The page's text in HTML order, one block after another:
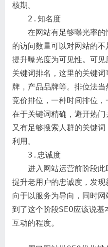
核期。
2.知名度
在网站有足够曝光率的
的访问数量可以对网站的
提升曝光度为可见性。可
关键词排名，这里的关键
牌，产品品牌等。排位法
竞价排位，一种时间排位
在于关键词精确，避开热
又有足够搜索人群的关键
利用。
3.忠诚度
进入网站运营前阶段此
提升老用户的忠诚度，发
向于以服务为导向，同时网
到了这个阶段SEO应该说
互动的程度。